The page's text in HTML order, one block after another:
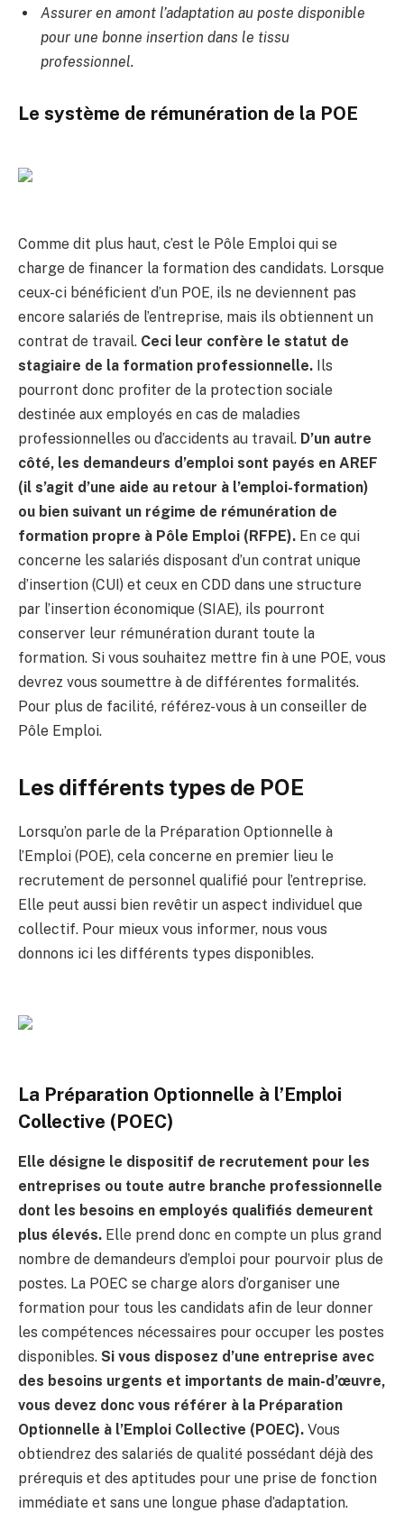
Assurer en amont l’adaptation au poste disponible
pour une bonne insertion dans le tissu
professionnel.
Le système de rémunération de la POE
Comme dit plus haut, c’est le Pôle Emploi qui se
charge de financer la formation des candidats. Lorsque
ceux-ci bénéficient d’un POE, ils ne deviennent pas
encore salariés de l’entreprise, mais ils obtiennent un
contrat de travail. Ceci leur confère le statut de
stagiaire de la formation professionnelle. Ils
pourront donc profiter de la protection sociale
destinée aux employés en cas de maladies
professionnelles ou d’accidents au travail. D’un autre
côté, les demandeurs d’emploi sont payés en AREF
(il s’agit d’une aide au retour à l’emploi-formation)
ou bien suivant un régime de rémunération de
formation propre à Pôle Emploi (RFPE). En ce qui
concerne les salariés disposant d’un contrat unique
d’insertion (CUI) et ceux en CDD dans une structure
par l’insertion économique (SIAE), ils pourront
conserver leur rémunération durant toute la
formation. Si vous souhaitez mettre fin à une POE, vous
devrez vous soumettre à de différentes formalités.
Pour plus de facilité, référez-vous à un conseiller de
Pôle Emploi.
Les différents types de POE
Lorsqu’on parle de la Préparation Optionnelle à
l’Emploi (POE), cela concerne en premier lieu le
recrutement de personnel qualifié pour l’entreprise.
Elle peut aussi bien revêtir un aspect individuel que
collectif. Pour mieux vous informer, nous vous
donnons ici les différents types disponibles.
La Préparation Optionnelle à l’Emploi
Collective (POEC)
Elle désigne le dispositif de recrutement pour les
entreprises ou toute autre branche professionnelle
dont les besoins en employés qualifiés demeurent
plus élevés. Elle prend donc en compte un plus grand
nombre de demandeurs d’emploi pour pourvoir plus de
postes. La POEC se charge alors d’organiser une
formation pour tous les candidats afin de leur donner
les compétences nécessaires pour occuper les postes
disponibles. Si vous disposez d’une entreprise avec
des besoins urgents et importants de main-d’œuvre,
vous devez donc vous référer à la Préparation
Optionnelle à l’Emploi Collective (POEC). Vous
obtiendrez des salariés de qualité possédant déjà des
prérequis et des aptitudes pour une prise de fonction
immédiate et sans une longue phase d’adaptation.